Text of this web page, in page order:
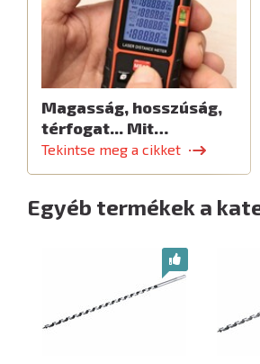
Magasság, hosszúság,
térfogat... Mit…
Tekintse meg a cikket
Egyéb termékek a